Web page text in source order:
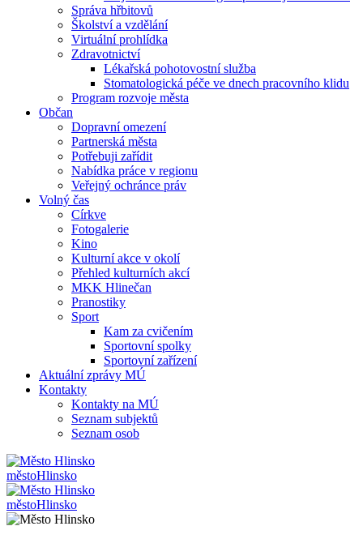
Správa hřbitovů
Školství a vzdělání
Virtuální prohlídka
Zdravotnictví
Lékařská pohotovostní služba
Stomatologická péče ve dnech pracovního klidu
Program rozvoje města
Občan
Dopravní omezení
Partnerská města
Potřebuji zařídit
Nabídka práce v regionu
Veřejný ochránce práv
Volný čas
Církve
Fotogalerie
Kino
Kulturní akce v okolí
Přehled kulturních akcí
MKK Hlinečan
Pranostiky
Sport
Kam za cvičením
Sportovní spolky
Sportovní zařízení
Aktuální zprávy MÚ
Kontakty
Kontakty na MÚ
Seznam subjektů
Seznam osob
městoHlinsko
městoHlinsko